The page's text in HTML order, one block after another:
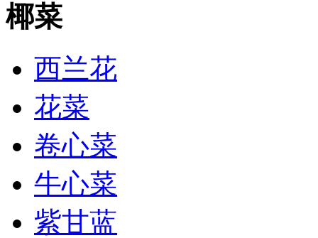
椰菜
西兰花
花菜
卷心菜
牛心菜
紫甘蓝